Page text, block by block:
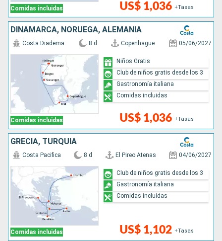
Comidas incluidas US$ 1,036 +Tasas
DINAMARCA, NORUEGA, ALEMANIA
Comidas incluidas
Costa Diadema 8 d Copenhague 05/06/2027
US$ 1,036 +Tasas
Niños Gratis
Club de niños gratis desde los 3
Gastronomía italiana
Comidas incluidas
GRECIA, TURQUÍA
Comidas incluidas
Costa Pacifica 8 d El Pireo Atenas 04/06/2027
US$ 1,102 +Tasas
Club de niños gratis desde los 3
Gastronomía italiana
Comidas incluidas